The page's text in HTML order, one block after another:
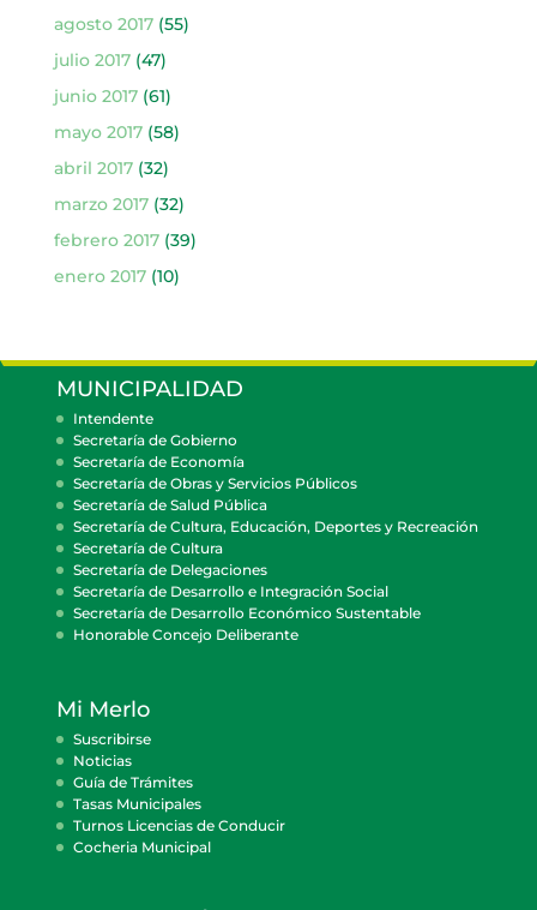
agosto 2017(55)
julio 2017(47)
junio 2017(61)
mayo 2017(58)
abril 2017(32)
marzo 2017(32)
febrero 2017(39)
enero 2017(10)
MUNICIPALIDAD
Intendente
Secretaría de Gobierno
Secretaría de Economía
Secretaría de Obras y Servicios Públicos
Secretaría de Salud Pública
Secretaría de Cultura, Educación, Deportes y Recreación
Secretaría de Cultura
Secretaría de Delegaciones
Secretaría de Desarrollo e Integración Social
Secretaría de Desarrollo Económico Sustentable
Honorable Concejo Deliberante
Mi Merlo
Suscribirse
Noticias
Guía de Trámites
Tasas Municipales
Turnos Licencias de Conducir
Cocheria Municipal